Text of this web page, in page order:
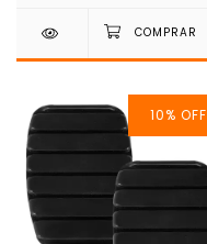
10% OFF